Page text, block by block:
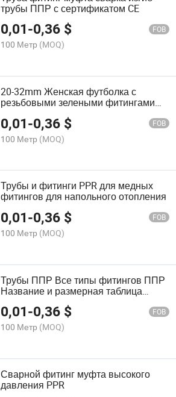
трубы ППР с сертификатом CE
0,01-0,36 $ FOB
100 Метр (MOQ)
20-32mm Женская футболка с
резьбовыми зелеными фитингами
фитинги для труб PPR
0,01-0,36 $ FOB
100 Метр (MOQ)
Трубы и фитинги PPR для медных
фитингов для напольного отопления
0,01-0,36 $ FOB
100 Метр (MOQ)
Трубы ППР Все типы фитингов ППР
Название и размерная таблица
Высокое качество
0,01-0,36 $ FOB
100 Метр (MOQ)
Сварной фитинг муфта высокого
давления PPR